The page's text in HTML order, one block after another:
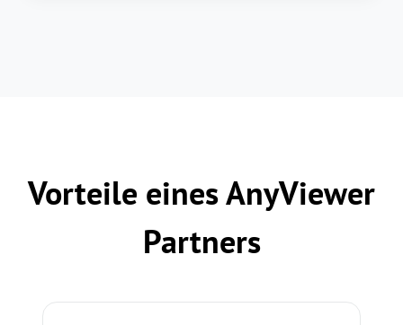
Vorteile eines AnyViewer
Partners